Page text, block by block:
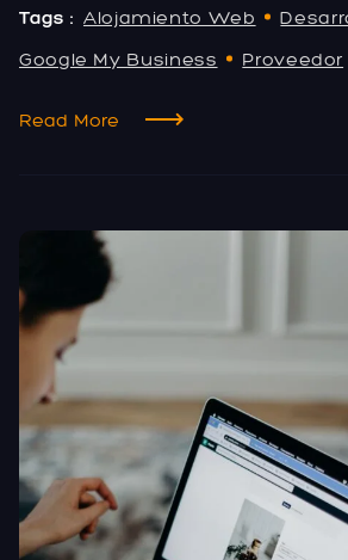
Tags : Alojamiento Web
Google My Business
Proveedor
Read More